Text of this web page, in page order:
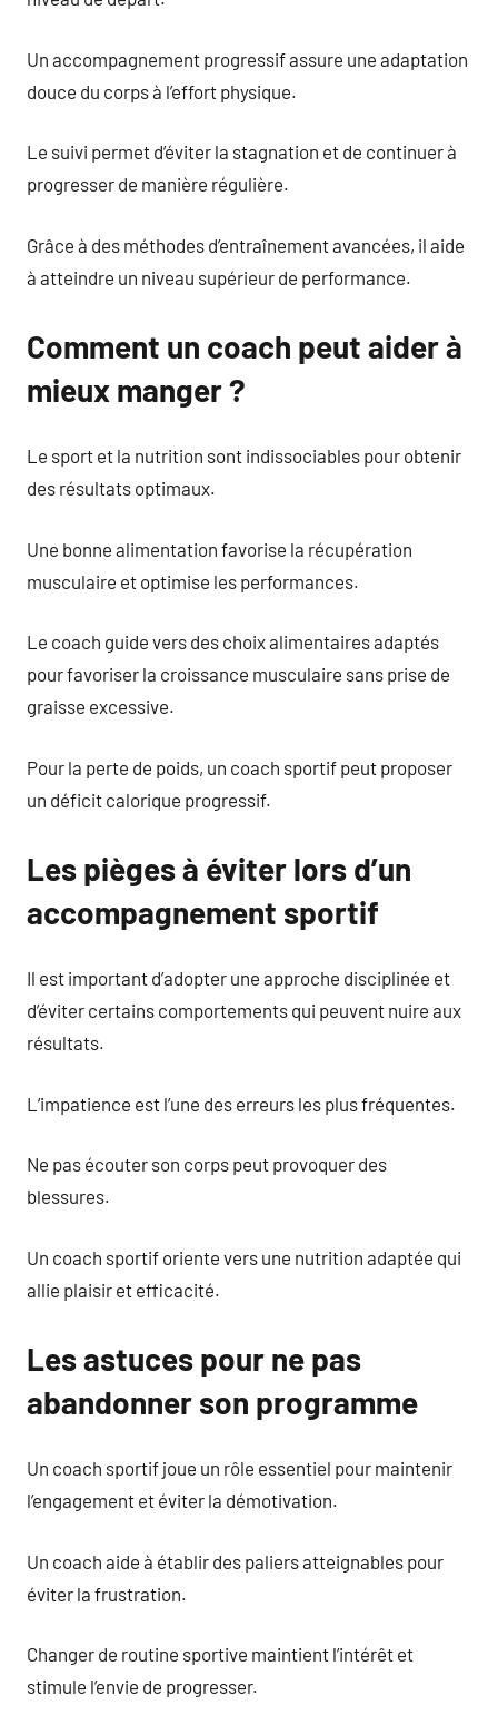
Un accompagnement progressif assure une adaptation
douce du corps à l’effort physique.
Le suivi permet d’éviter la stagnation et de continuer à
progresser de manière régulière.
Grâce à des méthodes d’entraînement avancées, il aide
à atteindre un niveau supérieur de performance.
Comment un coach peut aider à
mieux manger ?
Le sport et la nutrition sont indissociables pour obtenir
des résultats optimaux.
Une bonne alimentation favorise la récupération
musculaire et optimise les performances.
Le coach guide vers des choix alimentaires adaptés
pour favoriser la croissance musculaire sans prise de
graisse excessive.
Pour la perte de poids, un coach sportif peut proposer
un déficit calorique progressif.
Les pièges à éviter lors d’un
accompagnement sportif
Il est important d’adopter une approche disciplinée et
d’éviter certains comportements qui peuvent nuire aux
résultats.
L’impatience est l’une des erreurs les plus fréquentes.
Ne pas écouter son corps peut provoquer des
blessures.
Un coach sportif oriente vers une nutrition adaptée qui
allie plaisir et efficacité.
Les astuces pour ne pas
abandonner son programme
Un coach sportif joue un rôle essentiel pour maintenir
l’engagement et éviter la démotivation.
Un coach aide à établir des paliers atteignables pour
éviter la frustration.
Changer de routine sportive maintient l’intérêt et
stimule l’envie de progresser.